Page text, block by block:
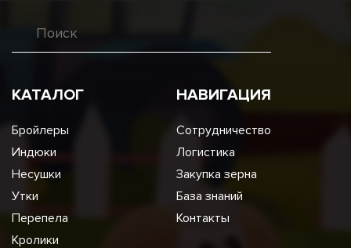
КАТАЛОГ
Бройлеры
Индюки
Несушки
Утки
Перепела
Кролики
НАВИГАЦИЯ
Сотрудничество
Логистика
Закупка зерна
База знаний
Контакты